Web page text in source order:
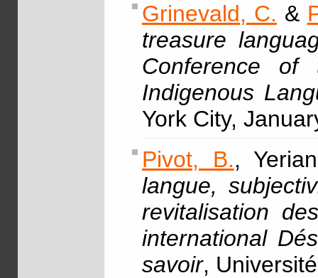
Grinevald, C. &
treasure
Conference
Indigenous
York City,
Pivot, B.,
langue,
revitalisation
international
savoir,